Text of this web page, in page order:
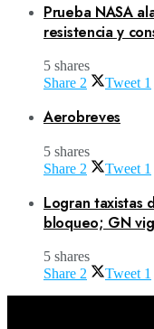
Prueba NASA
resistencia y
5 shares
Share 2 Tweet 1
Aerobreves
5 shares
Share 2 Tweet 1
Logran taxistas
bloqueo; GN
5 shares
Share 2 Tweet 1